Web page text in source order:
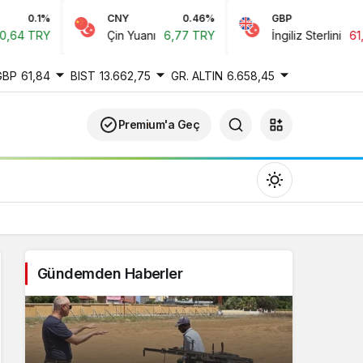
CNY 0.46%
Çin Yuanı 6,77 TRY
GBP -0.22%
İngiliz Sterlini 61,84 TRY
61,84 BIST 13.662,75 GR. ALTIN 6.658,45
Premium'a Geç
Gündüz Modu
Gündüz modunu seçin.
Gündemden Haberler